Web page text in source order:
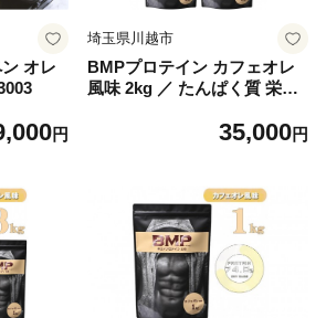
オレ
円
埼玉県川越市
BMPプロテイン カフェオレ
風味 2kg ／ たんぱく質 栄養
35,000円